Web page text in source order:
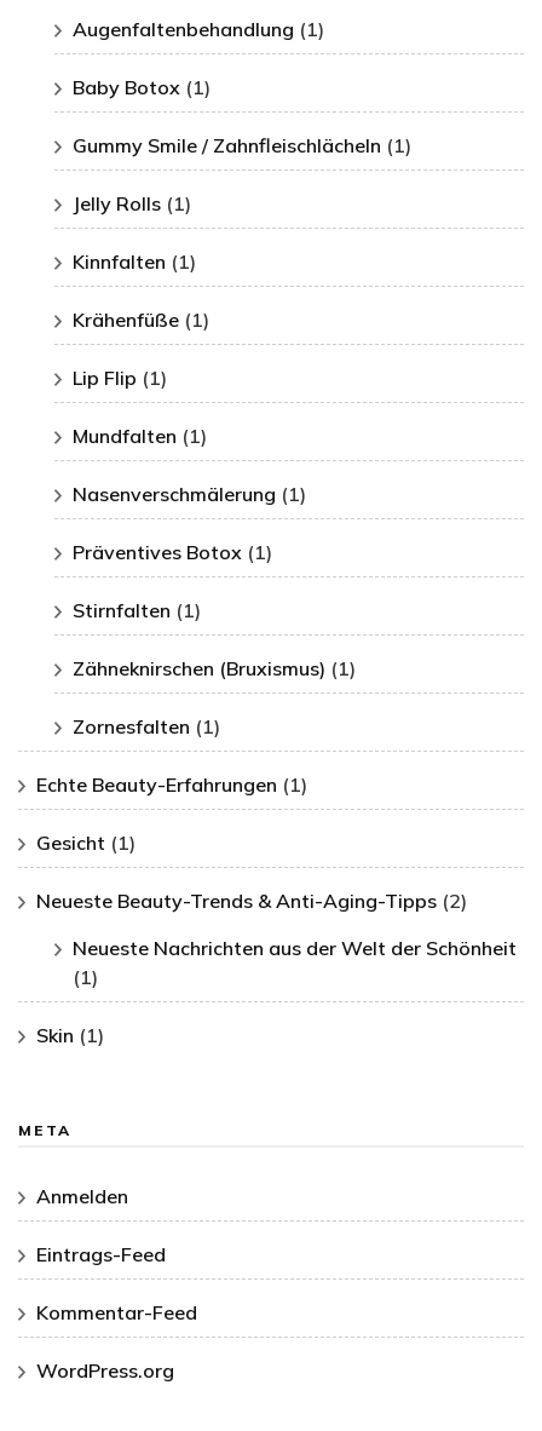
Augenfaltenbehandlung (1)
Baby Botox (1)
Gummy Smile / Zahnfleischlächeln (1)
Jelly Rolls (1)
Kinnfalten (1)
Krähenfüße (1)
Lip Flip (1)
Mundfalten (1)
Nasenverschmälerung (1)
Präventives Botox (1)
Stirnfalten (1)
Zähneknirschen (Bruxismus) (1)
Zornesfalten (1)
Echte Beauty-Erfahrungen (1)
Gesicht (1)
Neueste Beauty-Trends & Anti-Aging-Tipps (2)
Neueste Nachrichten aus der Welt der Schönheit
(1)
Skin (1)
META
Anmelden
Eintrags-Feed
Kommentar-Feed
WordPress.org